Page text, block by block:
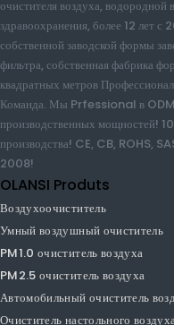
Olansi Healthcare Co., Ltd
производителем очистителя
т. Д. Продукты
Китай. 60 000 м2 собственной
собственная фабрика фильтра,
завод сборки! 600 квадратных
инженеров R & D Команда.
3000 шт. В день
старения для массового
одобрение CCC & ISO 9001:
OLANSI Produts